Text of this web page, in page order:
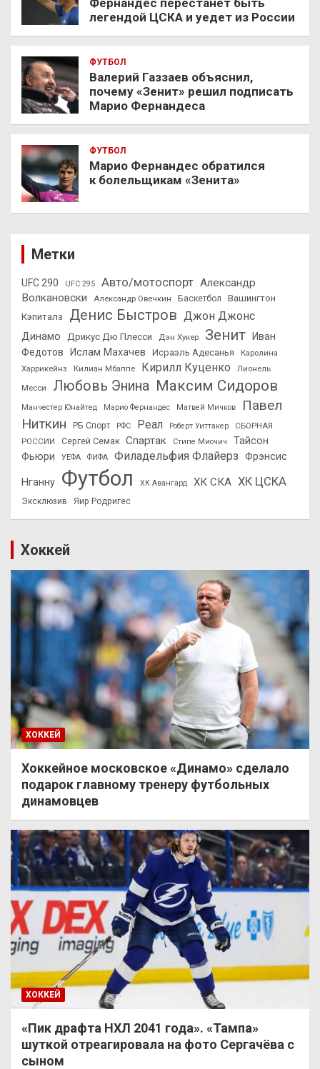
Фернандес перестанет быть
легендой ЦСКА и уедет из России
ФУТБОЛ
Валерий Газзаев объяснил,
почему «Зенит» решил подписать
Марио Фернандеса
ФУТБОЛ
Марио Фернандес обратился
к болельщикам «Зенита»
Метки
UFC 290 UFC 295 Авто/мотоспорт Александр
Волкановски
Александр Овечкин Баскетбол
Вашингтон
Кэпиталз
Денис Быстров Джон Джонс
Динамо Дрикус Дю Плесси Дэн Хукер Зенит
Иван
Федотов
Ислам Махачев Исраэль Адесанья
Каролина
Харрикейнз
Килиан Мбаппе Кирилл Куценко
Лионель
Месси
Любовь Энина Максим Сидоров
Манчестер Юнайтед Марио Фернандес Матвей Мичков
Павел
Ниткин
РБ Спорт РФС Реал Роберт Уиттакер
СБОРНАЯ
РОССИИ
Сергей Семак Спартак Стипе Миочич
Тайсон
Фьюри
УЕФА ФИФА Филадельфия Флайерз Фрэнсис
Нганну Футбол ХК Авангард ХК СКА ХК ЦСКА
Эксклюзив Яир Родригес
Хоккей
ХОККЕЙ
Хоккейное московское «Динамо» сделало
подарок главному тренеру футбольных
динамовцев
ХОККЕЙ
«Пик драфта НХЛ 2041 года». «Тампа»
шуткой отреагировала на фото Сергачёва с
сыном